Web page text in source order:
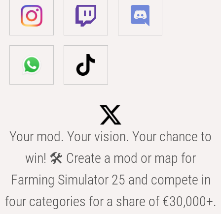
Your mod. Your vision. Your chance to
win! 🛠️ Create a mod or map for
Farming Simulator 25 and compete in
four categories for a share of €30,000+.